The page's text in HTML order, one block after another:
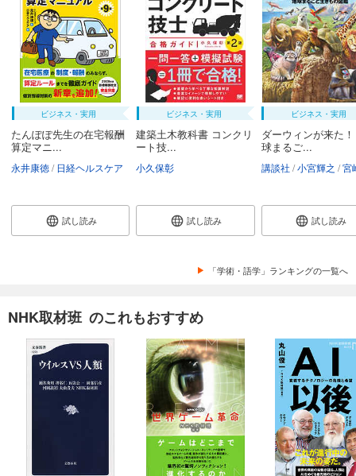
ビジネス・実用
たんぽぽ先生の在宅報酬
算定マニ...
永井康徳 日経ヘルスケア
試し読み
ビジネス・実用
建築土木教科書 コンクリ
ート技...
小久保彰
試し読み
ビジネス・実用
ダーウィンが来た
球まるご...
講談社 小宮輝之 宮崎
試し読み
「学術・語学」ランキングの一覧へ
NHK取材班 のこれもおすすめ